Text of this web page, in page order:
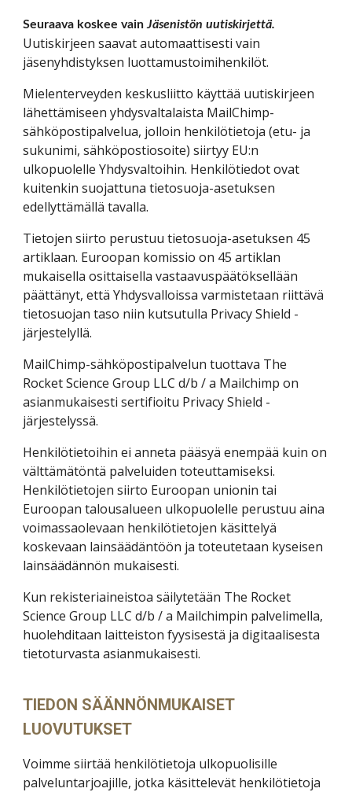
Seuraava koskee vainJäsenistön uutiskirjettä.
Uutiskirjeen saavat automaattisesti vain
jäsenyhdistyksen luottamustoimihenkilöt.
Mielenterveyden keskusliitto käyttää uutiskirjeen
lähettämiseen yhdysvaltalaista MailChimp-
sähköpostipalvelua, jolloin henkilötietoja (etu- ja
sukunimi, sähköpostiosoite) siirtyy EU:n
ulkopuolelle Yhdysvaltoihin. Henkilötiedot ovat
kuitenkin suojattuna tietosuoja-asetuksen
edellyttämällä tavalla.
Tietojen siirto perustuu tietosuoja-asetuksen 45
artiklaan. Euroopan komissio on 45 artiklan
mukaisella osittaisella vastaavuspäätöksellään
päättänyt, että Yhdysvalloissa varmistetaan riittävä
tietosuojan taso niin kutsutulla Privacy Shield -
järjestelyllä.
MailChimp-sähköpostipalvelun tuottava The
Rocket Science Group LLC d/b / a Mailchimp on
asianmukaisesti sertifioitu Privacy Shield -
järjestelyssä.
Henkilötietoihin ei anneta pääsyä enempää kuin on
välttämätöntä palveluiden toteuttamiseksi.
Henkilötietojen siirto Euroopan unionin tai
Euroopan talousalueen ulkopuolelle perustuu aina
voimassaolevaan henkilötietojen käsittelyä
koskevaan lainsäädäntöön ja toteutetaan kyseisen
lainsäädännön mukaisesti.
Kun rekisteriaineistoa säilytetään The Rocket
Science Group LLC d/b / a Mailchimpin palvelimella,
huolehditaan laitteiston fyysisestä ja digitaalisesta
tietoturvasta asianmukaisesti.
TIEDON SÄÄNNÖNMUKAISET
LUOVUTUKSET
Voimme siirtää henkilötietoja ulkopuolisille
palveluntarjoajille, jotka käsittelevät henkilötietoja